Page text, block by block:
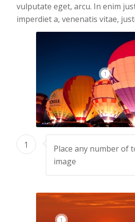
vulputate eget, arcu. In enim
imperdiet a, venenatis vitae,
1
1
Place any number of
image
1